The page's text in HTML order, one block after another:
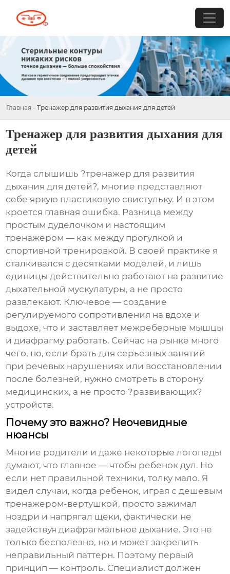
Главная - Тренажер для развития дыхания для детей
Тренажер для развития дыхания для
детей
Когда слышишь ?тренажер для развития
дыхания для детей?, многие представляют
себе яркую пластиковую свистульку. И в этом
кроется главная ошибка. Разница между
простым дуделочком и настоящим
тренажером — как между прогулкой и
спортивной тренировкой. В своей практике я
сталкивался с десятками моделей, и лишь
единицы действительно работают на развитие
дыхательной мускулатуры, а не просто
развлекают. Ключевое — создание
регулируемого сопротивления на вдохе и
выдохе, что и заставляет межреберные мышцы
и диафрагму работать. Сейчас на рынке много
чего, но, если брать для серьезных занятий
при речевых нарушениях или восстановлении
после болезней, нужно смотреть в сторону
медицинских, а не просто ?развивающих?
устройств.
Почему это важно? Неочевидные
нюансы
Многие родители и даже некоторые логопеды
думают, что главное — чтобы ребенок дул. Но
если нет правильной техники, толку мало. Я
видел случаи, когда ребенок, играя с дешевым
тренажером-вертушкой, просто зажимал
ноздри и напрягал щеки, фактически не
задействуя диафрагмальное дыхание. Это не
только бесполезно, но и может закрепить
неправильный паттерн. Поэтому первый
принцип — контроль. Специалист должен